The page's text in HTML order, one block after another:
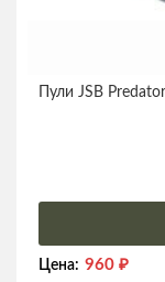
Пули JSB
Цена: 960 ₽